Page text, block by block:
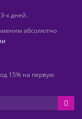
х дней.
абсолютно
15% на первую